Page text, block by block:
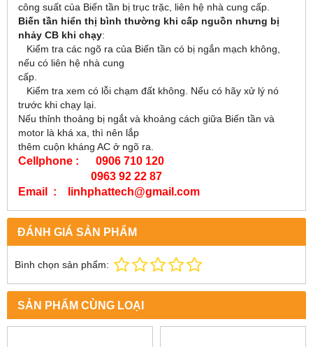
công suất của Biến tần bị trục trặc, liên hệ nhà cung cấp.
Biến tần hiển thị bình thường khi cấp nguồn nhưng bị
nhảy CB khi chạy:
Kiểm tra các ngõ ra của Biến tần có bị ngắn mạch không,
nếu có liên hệ nhà cung
cấp.
Kiểm tra xem có lỗi chạm đất không. Nếu có hãy xử lý nó
trước khi chạy lại.
Nếu thỉnh thoảng bị ngắt và khoảng cách giữa Biến tần và
motor là khá xa, thì nên lắp
thêm cuộn kháng AC ở ngõ ra.
Cellphone : 0906 710 120
0963 92 22 87
Email : linhphattech@gmail.com
ĐÁNH GIÁ SẢN PHẨM
Bình chọn sản phẩm:
SẢN PHẨM CÙNG LOẠI